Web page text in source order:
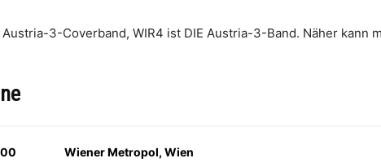
3-Coverband, WIR4 ist DIE Austria-3-Band. Näher kann
Wiener Metropol, Wien